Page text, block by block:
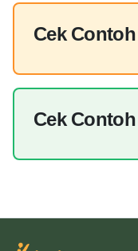
Cek
Cek